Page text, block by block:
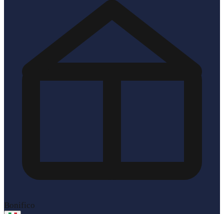
Bonifico